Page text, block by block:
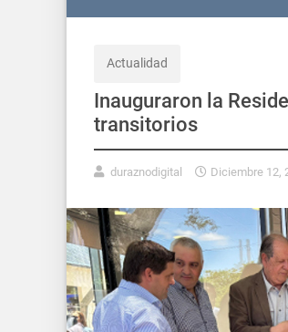
Actualidad
Inauguraron la
transitorios
duraznodigital Diciembre 12,